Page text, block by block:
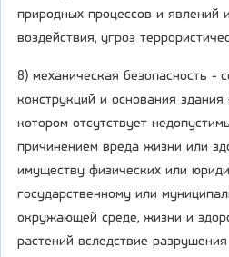
природных процессов и явлений
воздействия, угроз
8) механическая безопасность -
конструкций и основания
котором отсутствует
причинением вреда жизни или
имуществу физических или
государственному или
окружающей среде, жизни и
растений вследствие